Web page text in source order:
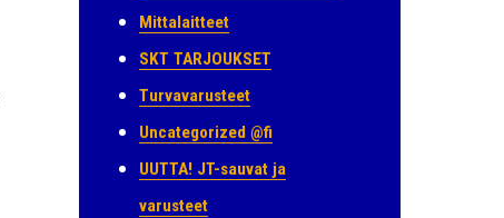
Mittalaitteet
SKT TARJOUKSET
Turvavarusteet
Uncategorized @fi
UUTTA! JT-sauvat ja
varusteet